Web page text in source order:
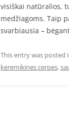
visiškai natūralios,
medžiagoms. Taip
svarbiausia –
This entry was posted
keremikines cerpes,